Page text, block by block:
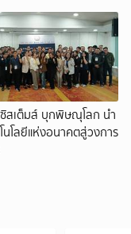
สเต็มส์ บุกพิษณุโลก นำ
นโลยีแห่งอนาคตสู่วงการ